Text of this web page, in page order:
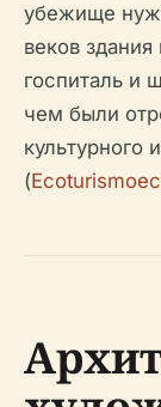
убежище
веков
госпиталь и
чем были
культурного
(